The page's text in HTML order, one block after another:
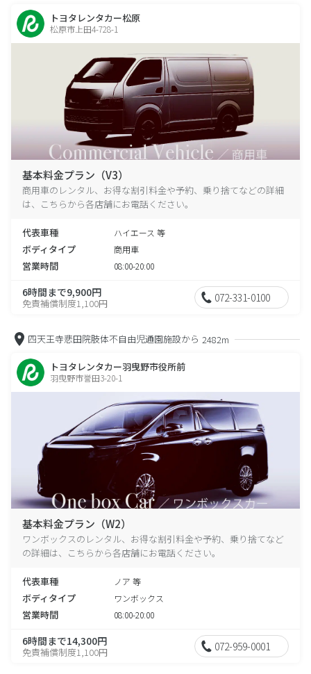
トヨタレンタカー松原
松原市上田4-728-1
基本料金プラン（V3）
商用車のレンタル、お得な割引料金や予約、乗り捨てなどの詳細
は、こちらから各店舗にお電話ください。
代表車種 ハイエース 等
ボディタイプ 商用車
営業時間 08:00-20:00
6時間まで9,900円
免責補償制度1,100円 072-331-0100
四天王寺悲田院肢体不自由児通園施設から 2482m
トヨタレンタカー羽曳野市役所前
羽曳野市誉田3-20-1
基本料金プラン（W2）
ワンボックスのレンタル、お得な割引料金や予約、乗り捨てなど
の詳細は、こちらから各店舗にお電話ください。
代表車種 ノア 等
ボディタイプ ワンボックス
営業時間 08:00-20:00
6時間まで14,300円
免責補償制度1,100円 072-959-0001